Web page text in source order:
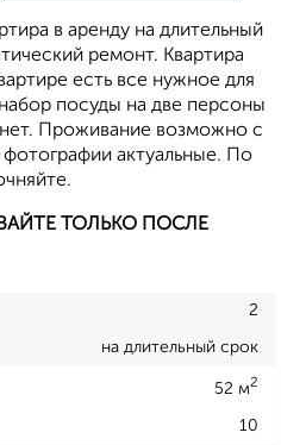
в аренду на длительный
ремонт. Квартира
есть все нужное для
посуды на две персоны
Проживание возможно с
актуальные. По
ТОЛЬКО ПОСЛЕ
2
на длительный срок
52 м2
10